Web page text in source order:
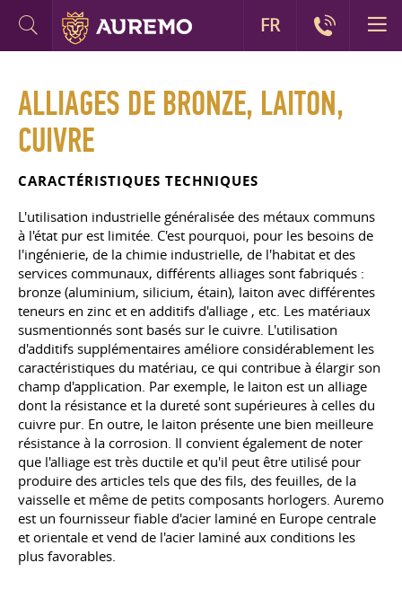
ALLIAGES DE BRONZE, LAITON,
CUIVRE
CARACTÉRISTIQUES TECHNIQUES
L'utilisation industrielle généralisée des métaux communs
à l'état pur est limitée. C'est pourquoi, pour les besoins de
l'ingénierie, de la chimie industrielle, de l'habitat et des
services communaux, différents alliages sont fabriqués :
bronze (aluminium, silicium, étain), laiton avec différentes
teneurs en zinc et en additifs d'alliage , etc. Les matériaux
susmentionnés sont basés sur le cuivre. L'utilisation
d'additifs supplémentaires améliore considérablement les
caractéristiques du matériau, ce qui contribue à élargir son
champ d'application. Par exemple, le laiton est un alliage
dont la résistance et la dureté sont supérieures à celles du
cuivre pur. En outre, le laiton présente une bien meilleure
résistance à la corrosion. Il convient également de noter
que l'alliage est très ductile et qu'il peut être utilisé pour
produire des articles tels que des fils, des feuilles, de la
vaisselle et même de petits composants horlogers. Auremo
est un fournisseur fiable d'acier laminé en Europe centrale
et orientale et vend de l'acier laminé aux conditions les
plus favorables.
FR